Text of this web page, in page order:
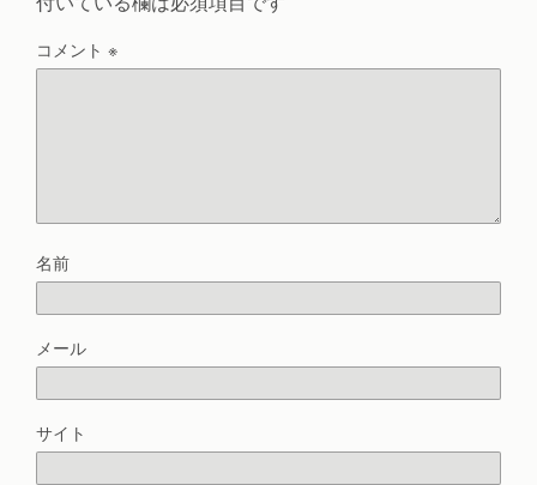
コメント ※
名前
メール
サイト